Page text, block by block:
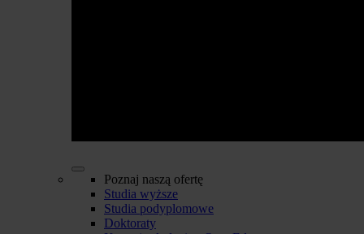
Poznaj naszą ofertę
Studia wyższe
Studia podyplomowe
Doktoraty